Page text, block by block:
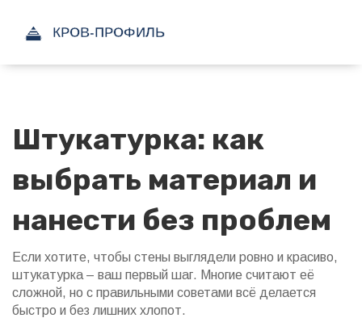
Штукатурка: как
выбрать материал и
нанести без проблем
Если хотите, чтобы стены выглядели ровно и красиво,
штукатурка – ваш первый шаг. Многие считают её
сложной, но с правильными советами всё делается
быстро и без лишних хлопот.